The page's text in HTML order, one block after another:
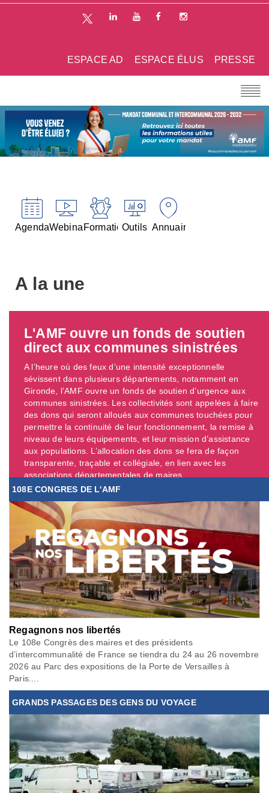
PRESSE
ESPACE ÉLUS
ESPACE AD
AgendaWebinairesFormationsOutils Annuaires
A la une
L'AMF ouvre un fonds de soutien
direct aux communes sinistrées
A l’heure où des feux d’une intensité exceptionnelle
sévissent dans plusieurs départements, notamment en
Gironde, l’AMF ouvre un fonds de soutien d’urgence aux
communes sinistrées. Les collectivités sont appelées à faire
des dons qui seront alloués aux communes touchées pour
permettre la continuité de leur fonctionnement, la remise à
niveau de leurs équipements, et leur mission d’assistance
aux populations. L’allocation des dons se fera de façon
transparente, traçable et collégiale, en lien avec les
associations départementales de maires. ...
108E CONGRES DE L'AMF
Regagnons nos libertés
Le 108e Congrès des maires et des présidents
d’intercommunalité de France se tiendra du 24 au 26 novembre
2026 au Parc des expositions de la Porte de Versailles à
Paris....
GRANDS PASSAGES DES GENS DU VOYAGE